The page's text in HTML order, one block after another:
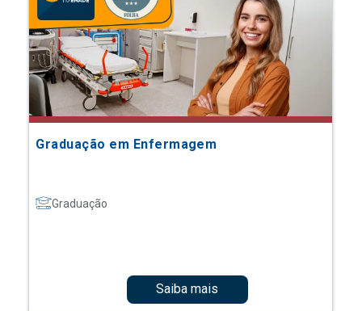
Graduação em Enfermagem
Graduação
Saiba mais